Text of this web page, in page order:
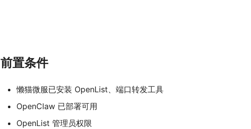
前置条件
懒猫微服已安装 OpenList、端口转发工具
OpenClaw 已部署可用
OpenList 管理员权限